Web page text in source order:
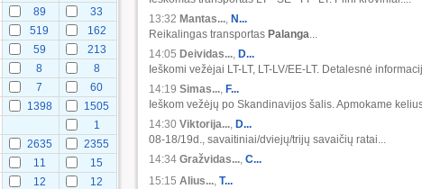
89
33
519
162
59
213
8
8
7
60
1398
1505
1
2635
2355
11
15
12
12
13:32 Mantas..., N...
Reikalingas transportas Palanga...
14:05 Deividas..., D...
Ieškomi vežėjai LT-LT, LT-LV/EE-LT. Detalesnė
14:19 Simas..., F...
Ieškom vežėjų po Skandinavijos šalis. Apmokame
14:30 Viktorija..., D...
08-18/19d., savaitiniai/dviejų/trijų savaičių ratai...
14:34 Gražvidas..., C...
15:15 Alius..., T...